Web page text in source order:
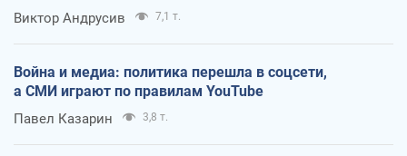
Виктор Андрусив 7,1 т.
Война и медиа: политика перешла в соцсети,
а СМИ играют по правилам YouTube
Павел Казарин 3,8 т.